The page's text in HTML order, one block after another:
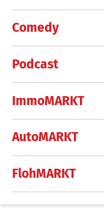
Comedy
Podcast
ImmoMARKT
AutoMARKT
FlohMARKT